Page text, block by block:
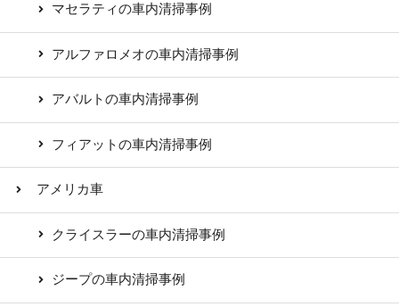
マセラティの車内清掃事例
アルファロメオの車内清掃事例
アバルトの車内清掃事例
フィアットの車内清掃事例
アメリカ車
クライスラーの車内清掃事例
ジープの車内清掃事例